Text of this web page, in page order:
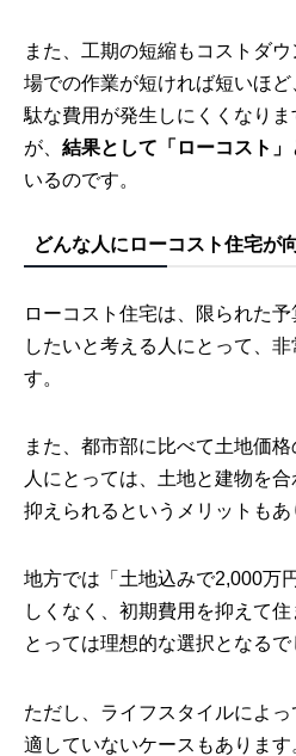
また、工期の短縮もコストダ
場での作業が短ければ短いほ
駄な費用が発生しにくくなり
が、 結果として「ローコスト
いるのです。
どんな人にローコスト住宅が
ローコスト住宅は、限られた
したいと考える人にとって、
す。
また、都市部に比べて土地価
人にとっては、土地と建物を
抑えられるというメリットもあ
地方では「土地込みで2,000万
しくなく、初期費用を抑えて
とっては理想的な選択となるで
ただし、ライフスタイルによ
適していないケースもありま